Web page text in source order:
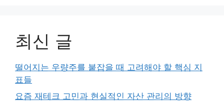
최신 글
떨어지는 우량주를 붙잡을 때 고려해야 할 핵심 지
표들
요즘 재테크 고민과 현실적인 자산 관리의 방향